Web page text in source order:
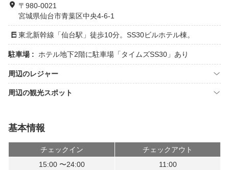
〒980-0021
宮城県仙台市青葉区中央4-6-1
東北新幹線「仙台駅」徒歩10分。SS30ビルホテル棟。
駐車場 : ホテル地下2階に駐車場「タイムズSS30」あり
周辺のレジャー
周辺の観光スポット
基本情報
チェックイン
チェックアウト
15:00 〜24:00
11:00